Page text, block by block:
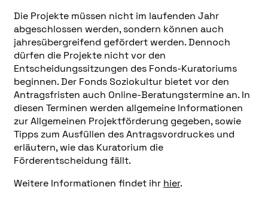
Die Projekte müssen nicht im laufenden Jahr
abgeschlossen werden, sondern können auch
jahresübergreifend gefördert werden. Dennoch
dürfen die Projekte nicht vor den
Entscheidungssitzungen des Fonds-Kuratoriums
beginnen. Der Fonds Soziokultur bietet vor den
Antragsfristen auch Online-Beratungstermine an. In
diesen Terminen werden allgemeine Informationen
zur Allgemeinen Projektförderung gegeben, sowie
Tipps zum Ausfüllen des Antragsvordruckes und
erläutern, wie das Kuratorium die
Förderentscheidung fällt.
Weitere Informationen findet ihr hier.